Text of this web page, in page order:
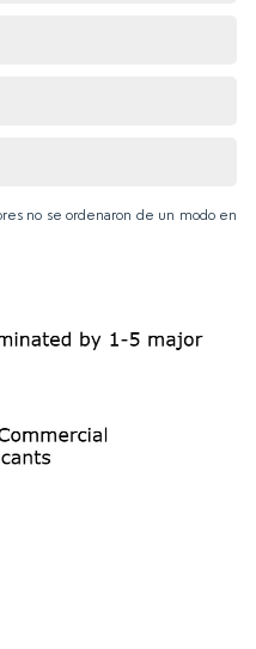
no se ordenaron de un modo en